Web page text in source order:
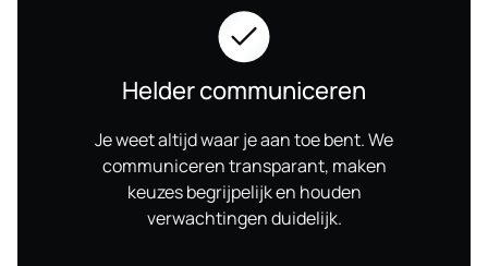
Helder communiceren
Je weet altijd waar je aan toe bent. We
communiceren transparant, maken
keuzes begrijpelijk en houden
verwachtingen duidelijk.